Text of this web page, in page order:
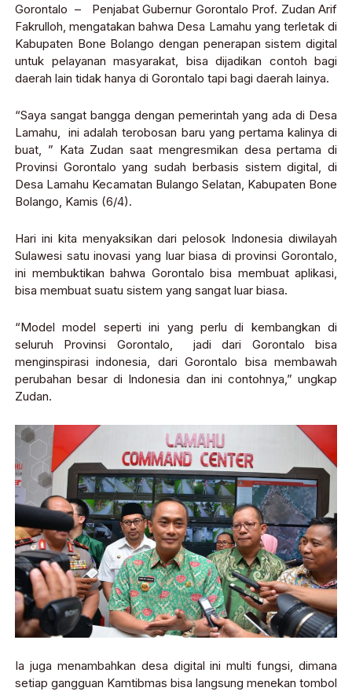
Gorontalo – Penjabat Gubernur Gorontalo Prof. Zudan Arif
Fakrulloh, mengatakan bahwa Desa Lamahu yang terletak di
Kabupaten Bone Bolango dengan penerapan sistem digital
untuk pelayanan masyarakat, bisa dijadikan contoh bagi
daerah lain tidak hanya di Gorontalo tapi bagi daerah lainya.
“Saya sangat bangga dengan pemerintah yang ada di Desa
Lamahu, ini adalah terobosan baru yang pertama kalinya di
buat, ” Kata Zudan saat mengresmikan desa pertama di
Provinsi Gorontalo yang sudah berbasis sistem digital, di
Desa Lamahu Kecamatan Bulango Selatan, Kabupaten Bone
Bolango, Kamis (6/4).
Hari ini kita menyaksikan dari pelosok Indonesia diwilayah
Sulawesi satu inovasi yang luar biasa di provinsi Gorontalo,
ini membuktikan bahwa Gorontalo bisa membuat aplikasi,
bisa membuat suatu sistem yang sangat luar biasa.
“Model model seperti ini yang perlu di kembangkan di
seluruh Provinsi Gorontalo, jadi dari Gorontalo bisa
menginspirasi indonesia, dari Gorontalo bisa membawah
perubahan besar di Indonesia dan ini contohnya,” ungkap
Zudan.
Ia juga menambahkan desa digital ini multi fungsi, dimana
setiap gangguan Kamtibmas bisa langsung menekan tombol